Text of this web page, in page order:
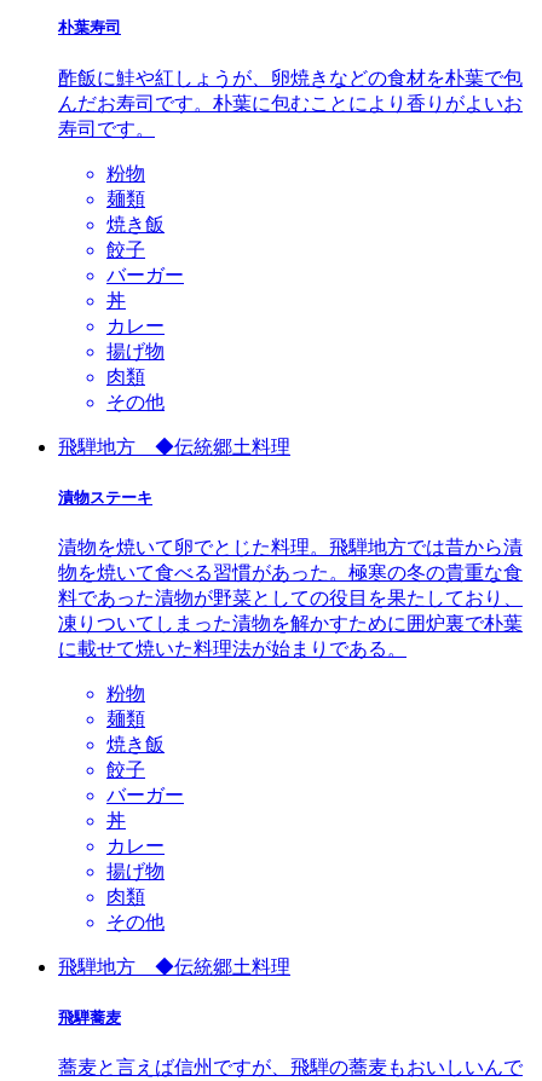
朴葉寿司
酢飯に鮭や紅しょうが、卵焼きなどの食材を朴葉で包
んだお寿司です。朴葉に包むことにより香りがよいお
寿司です。
粉物
麺類
焼き飯
餃子
バーガー
丼
カレー
揚げ物
肉類
その他
飛騨地方 ◆伝統郷土料理
漬物ステーキ
漬物を焼いて卵でとじた料理。飛騨地方では昔から漬
物を焼いて食べる習慣があった。極寒の冬の貴重な食
料であった漬物が野菜としての役目を果たしており、
凍りついてしまった漬物を解かすために囲炉裏で朴葉
に載せて焼いた料理法が始まりである。
粉物
麺類
焼き飯
餃子
バーガー
丼
カレー
揚げ物
肉類
その他
飛騨地方 ◆伝統郷土料理
飛騨蕎麦
蕎麦と言えば信州ですが、飛騨の蕎麦もおいしいんで